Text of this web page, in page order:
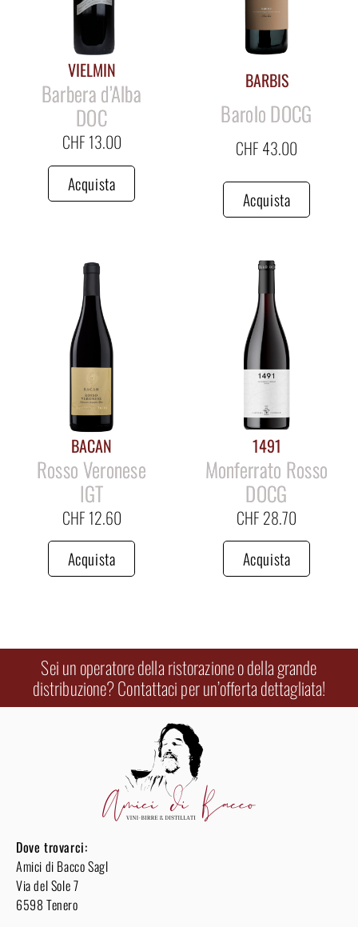
VIELMIN
Barbera d’Alba
DOC
CHF 13.00
Acquista
BARBIS
Barolo DOCG
CHF 43.00
Acquista
BACAN
Rosso Veronese
IGT
CHF 12.60
Acquista
1491
Monferrato Rosso
DOCG
CHF 28.70
Acquista
Sei un operatore della ristorazione o della grande
distribuzione? Contattaci per un’offerta dettagliata!
Dove trovarci:
Amici di Bacco Sagl
Via del Sole 7
6598 Tenero